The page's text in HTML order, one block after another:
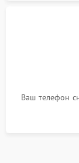
Ваш телефон